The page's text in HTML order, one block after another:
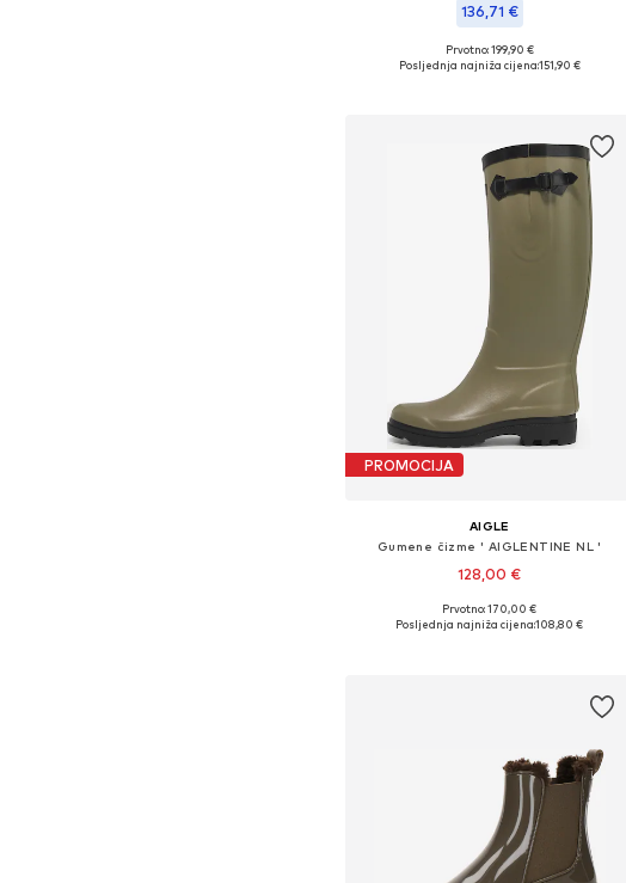
136,71 €
Dostupne veličine: 38, 39, 40, 42
Prvotno: 199,90 €
Posljednja najniža cijena:151,90 €
PROMOCIJA
AIGLE
Gumene čizme ' AIGLENTINE NL '
128,00 €
Dostupne veličine: 37, 38, 39, 40, 41
Prvotno: 170,00 €
Posljednja najniža cijena:108,80 €